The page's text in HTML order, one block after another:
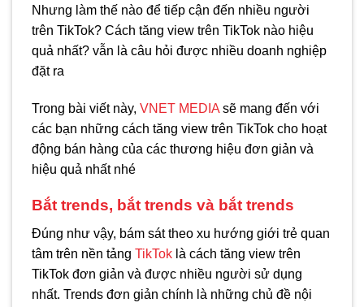
Nhưng làm thế nào để tiếp cận đến nhiều người
trên TikTok? Cách tăng view trên TikTok nào hiệu
quả nhất? vẫn là câu hỏi được nhiều doanh nghiệp
đặt ra
Trong bài viết này, VNET MEDIA sẽ mang đến với
các bạn những cách tăng view trên TikTok cho hoạt
động bán hàng của các thương hiệu đơn giản và
hiệu quả nhất nhé
Bắt trends, bắt trends và bắt trends
Đúng như vậy, bám sát theo xu hướng giới trẻ quan
tâm trên nền tảng TikTok là cách tăng view trên
TikTok đơn giản và được nhiều người sử dụng
nhất. Trends đơn giản chính là những chủ đề nội